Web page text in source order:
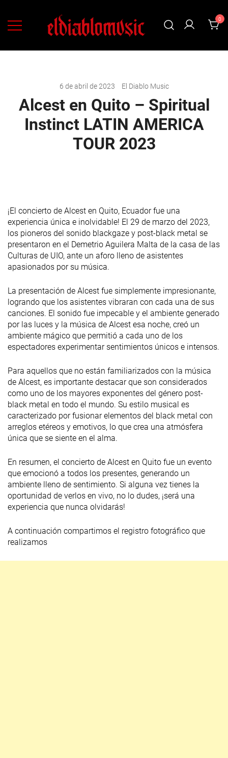
EL DIABLO MUSIC: MARKETPLACE DE
0
6 de abril de 2023 El Diablo Music
Alcest en Quito – Spiritual
Instinct LATIN AMERICA
TOUR 2023
¡El concierto de Alcest en Quito, Ecuador fue una
experiencia única e inolvidable! El 29 de marzo del 2023,
los pioneros del sonido blackgaze y post-black metal se
presentaron en el Demetrio Aguilera Malta de la casa de las
Culturas de UIO, ante un aforo lleno de asistentes
apasionados por su música.
La presentación de Alcest fue simplemente impresionante,
logrando que los asistentes vibraran con cada una de sus
canciones. El sonido fue impecable y el ambiente generado
por las luces y la música de Alcest esa noche, creó un
ambiente mágico que permitió a cada uno de los
espectadores experimentar sentimientos únicos e intensos.
Para aquellos que no están familiarizados con la música
de Alcest, es importante destacar que son considerados
como uno de los mayores exponentes del género post-
black metal en todo el mundo. Su estilo musical es
caracterizado por fusionar elementos del black metal con
arreglos etéreos y emotivos, lo que crea una atmósfera
única que se siente en el alma.
En resumen, el concierto de Alcest en Quito fue un evento
que emocionó a todos los presentes, generando un
ambiente lleno de sentimiento. Si alguna vez tienes la
oportunidad de verlos en vivo, no lo dudes, ¡será una
experiencia que nunca olvidarás!
A continuación compartimos el registro fotográfico que
realizamos